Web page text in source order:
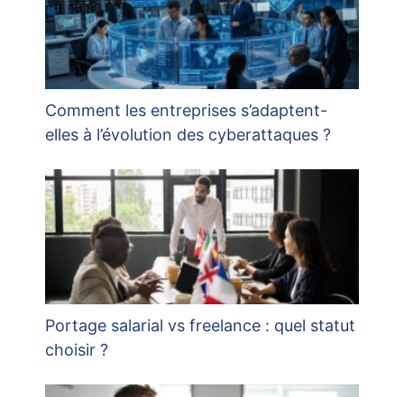
Comment les entreprises s’adaptent-
elles à l’évolution des cyberattaques ?
Portage salarial vs freelance : quel statut
choisir ?